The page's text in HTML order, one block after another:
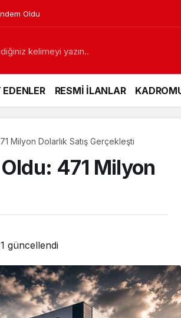
RESMİ İLANLAR
Milyon Dolarlık Satış Gerçekleşti
471 Milyon
güncellendi
Güncel